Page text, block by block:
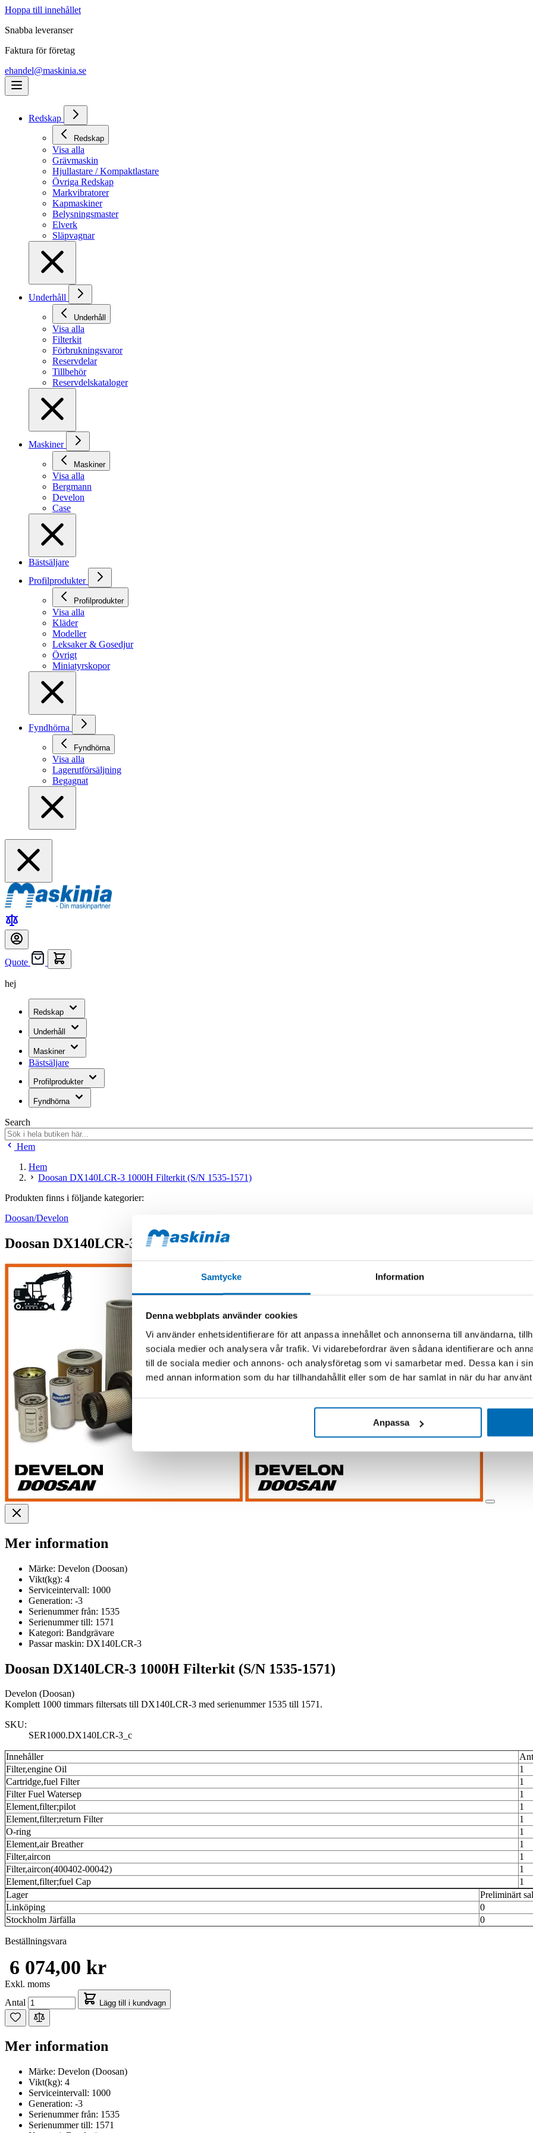
Samtycke Information
Denna webbplats använder cookies
Vi använder enhetsidentifierare för att anpassa innehållet och annonserna till användarna,
sociala medier och analysera vår trafik. Vi vidarebefordrar även sådana identifierare och
till de sociala medier och annons- och analysföretag som vi samarbetar med. Dessa kan i
med annan information som du har tillhandahållit eller som de har samlat in när du har
Anpassa
Hoppa till innehållet
Snabba leveranser
Faktura för företag
ehandel@maskinia.se
Redskap
Redskap
Visa alla
Grävmaskin
Hjullastare / Kompaktlastare
Övriga Redskap
Markvibratorer
Kapmaskiner
Belysningsmaster
Elverk
Släpvagnar
Underhåll
Underhåll
Visa alla
Filterkit
Förbrukningsvaror
Reservdelar
Tillbehör
Reservdelskataloger
Maskiner
Maskiner
Visa alla
Bergmann
Develon
Case
Bästsäljare
Profilprodukter
Profilprodukter
Visa alla
Kläder
Modeller
Leksaker & Gosedjur
Övrigt
Miniatyrskopor
Fyndhörna
Fyndhörna
Visa alla
Lagerutförsäljning
Begagnat
Quote
hej
Redskap
Underhåll
Maskiner
Bästsäljare
Profilprodukter
Fyndhörna
Search
Hem
Hem
Doosan DX140LCR-3 1000H Filterkit (S/N 1535-1571)
Produkten finns i följande kategorier:
Doosan/Develon
Doosan DX140LCR-3 1000H Filterkit (S/N 1535-1571)
Mer information
Märke: Develon (Doosan)
Vikt(kg): 4
Serviceintervall: 1000
Generation: -3
Serienummer från: 1535
Serienummer till: 1571
Kategori: Bandgrävare
Passar maskin: DX140LCR-3
Doosan DX140LCR-3 1000H Filterkit (S/N 1535-1571)
Develon (Doosan)
Komplett 1000 timmars filtersats till DX140LCR-3 med serienummer 1535 till 1571.
SKU:
SER1000.DX140LCR-3_c
Innehåller
Filter,engine Oil
1
Cartridge,fuel Filter
1
Filter Fuel Watersep
1
Element,filter;pilot
1
Element,filter;return Filter
1
O-ring
1
Element,air Breather
1
Filter,aircon
1
Filter,aircon(400402-00042)
1
Element,filter;fuel Cap
1
Lager
Preliminärt
Linköping
0
Stockholm Järfälla
0
Beställningsvara
6 074,00 kr
Exkl. moms
Antal
Lägg till i kundvagn
Mer information
Märke: Develon (Doosan)
Vikt(kg): 4
Serviceintervall: 1000
Generation: -3
Serienummer från: 1535
Serienummer till: 1571